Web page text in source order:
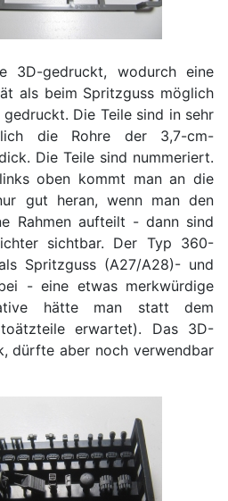
3D-gedruckt, wodurch eine
als beim Spritzguss möglich
Die Teile sind in sehr
die Rohre der 3,7-cm-
Die Teile sind nummeriert.
oben kommt man an die
gut heran, wenn man den
Rahmen aufteilt - dann sind
sichtbar. Der Typ 360-
Spritzguss (A27/A28)- und
- eine etwas merkwürdige
hätte man statt dem
erwartet). Das 3D-
dürfte aber noch verwendbar